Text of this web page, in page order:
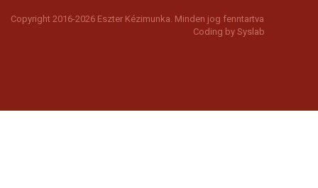
Copyright 2016-2026 Eszter Kézimunka. Minden jog fenntartva
Coding by Syslab